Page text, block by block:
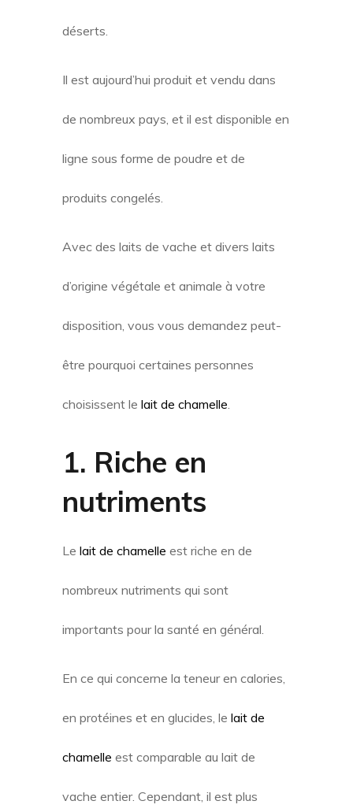
déserts.
Il est aujourd’hui produit et vendu dans
de nombreux pays, et il est disponible en
ligne sous forme de poudre et de
produits congelés.
Avec des laits de vache et divers laits
d’origine végétale et animale à votre
disposition, vous vous demandez peut-
être pourquoi certaines personnes
choisissent le lait de chamelle.
1. Riche en
nutriments
Le lait de chamelle est riche en de
nombreux nutriments qui sont
importants pour la santé en général.
En ce qui concerne la teneur en calories,
en protéines et en glucides, le lait de
chamelle est comparable au lait de
vache entier. Cependant, il est plus